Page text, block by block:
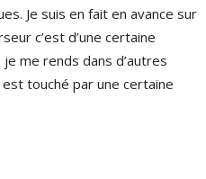
Je suis en fait en avance sur
c’est d’une certaine
me rends dans d’autres
touché par une certaine